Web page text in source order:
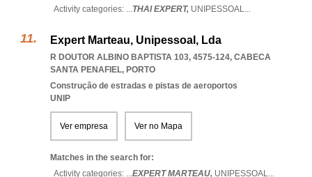
Activity categories: ...THAI EXPERT, UNIPESSOAL...
Expert Marteau, Unipessoal, Lda
R DOUTOR ALBINO BAPTISTA 103, 4575-124, CABECA
SANTA PENAFIEL, PORTO
Construção de estradas e pistas de aeroportos
UNIP
Ver empresa Ver no Mapa
Matches in the search for:
Activity categories: ...EXPERT MARTEAU, UNIPESSOAL...